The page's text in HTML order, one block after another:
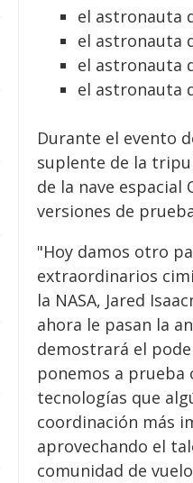
el astronauta
el astronauta
el astronauta
el astronauta
Durante el evento
suplente de la
de la nave
versiones de
"Hoy damos otro
extraordinarios
la NASA, Jared
ahora le pasan la
demostrará el
ponemos a prueba
tecnologías que
coordinación más
aprovechando el
comunidad de